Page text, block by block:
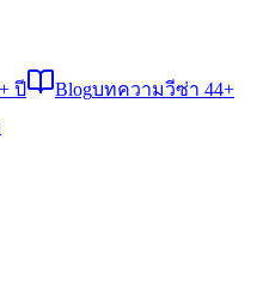
ปี Blogบทความวีซ่า 44+